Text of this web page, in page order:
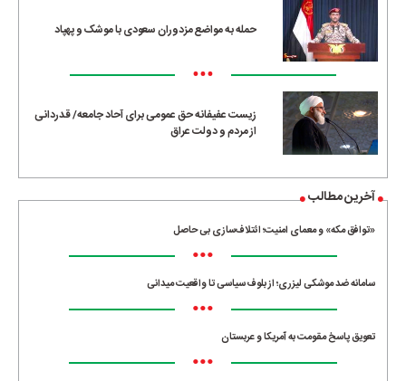
حمله به مواضع مزدوران سعودی با موشک و پهپاد
•••
زیست عفیفانه حق عمومی برای آحاد جامعه/ قدردانی
از مردم و دولت عراق
آخرین مطالب
«توافق مکه» و معمای امنیت؛ ائتلاف‌سازی بی حاصل
•••
سامانه ضد موشکی لیزری؛ از بلوف سیاسی تا واقعیت میدانی
•••
تعویق پاسخ مقومت به آمریکا و عربستان
•••